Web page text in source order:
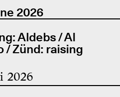
2026
Aldebs / Al
/ Zünd: raising
2026